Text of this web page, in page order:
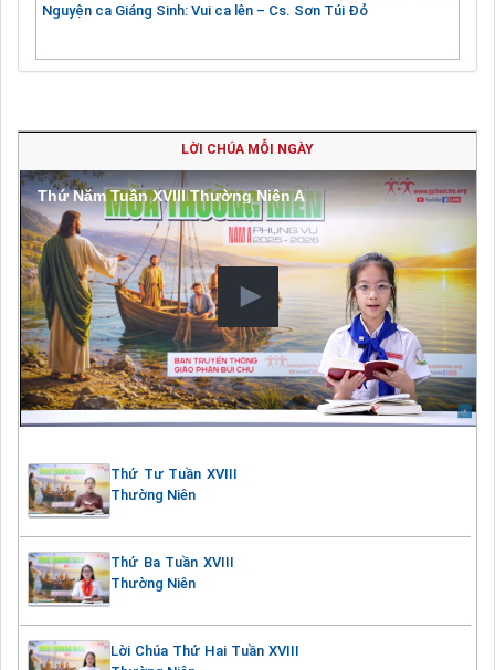
Nguyện ca Giáng Sinh: Vui ca lên – Cs. Sơn Túi Đỏ
LỜI CHÚA MỖI NGÀY
Thứ Năm Tuần XVIII Thường Niên A
Thứ Tư Tuần XVIII
Thường Niên
Thứ Ba Tuần XVIII
Thường Niên
Lời Chúa Thứ Hai Tuần XVIII